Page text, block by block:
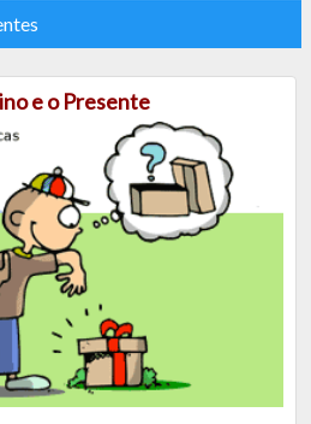
e o Presente